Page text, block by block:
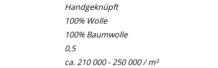
Handgeknüpft
100% Wolle
100% Baumwolle
0,5
ca. 210 000 - 250 000 / m²